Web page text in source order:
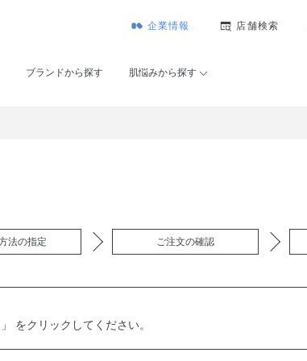
企業情報 店舗検索
ブランドから探す 肌悩みから探す
法の指定 ご注文の確認
をクリックしてください。